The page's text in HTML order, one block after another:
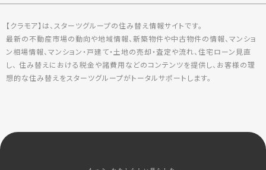
【クラモア】は、スターツグループの住み替え情報サイトです。
最新の不動産市場の動向や地域情報、新築物件や中古物件の情報、マンショ
ン相場情報、マンション・戸建て・土地の売却・査定や流れ、住宅ローン見直
し、 住み替えにおける税金や諸費用などのコンテンツを提供し、お客様の理
想的な住み替えをスターツグループがトータルサポートします。